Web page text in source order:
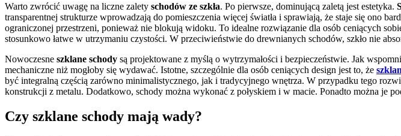
Warto zwrócić uwagę na liczne zalety schodów ze szkła. Po pierwsze, dominującą zaletą jest estetyka.
transparentnej strukturze wprowadzają do pomieszczenia więcej światła i sprawiają, że staje się ono
ograniczonej przestrzeni, ponieważ nie blokują widoku. To idealne rozwiązanie dla osób ceniących
stosunkowo łatwe w utrzymaniu czystości. W przeciwieństwie do drewnianych schodów, szkło nie
Nowoczesne szklane schody są projektowane z myślą o wytrzymałości i bezpieczeństwie. Jak
mechaniczne niż mogłoby się wydawać. Istotne, szczególnie dla osób ceniących design jest to, że
być integralną częścią zarówno minimalistycznego, jak i tradycyjnego wnętrza. W przypadku tego
konstrukcji z metalu. Dodatkowo, schody można wykonać z połyskiem i w macie. Ponadto można je
Czy szklane schody mają wady?